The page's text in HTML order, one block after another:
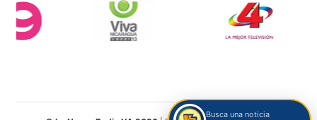
Busca una noticia